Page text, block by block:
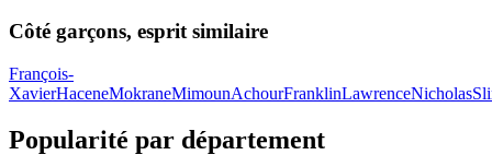
Côté garçons, esprit similaire
François-
XavierHaceneMokraneMimounAchourFranklinLawrenceNicholas
Popularité par département